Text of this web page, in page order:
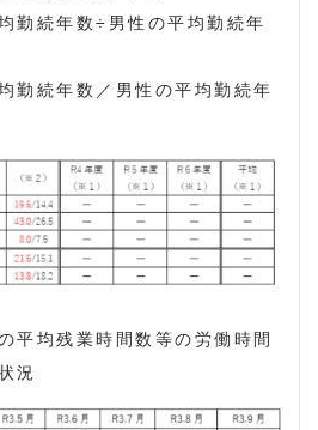
勤続年数÷男性の平均勤続年
勤続年数／男性の平均勤続年
平均残業時間数等の労働時間
況